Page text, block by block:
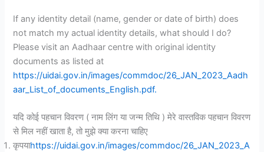
If any identity detail (name, gender or date of birth) does
not match my actual identity details, what should I do?
Please visit an Aadhaar centre with original identity
documents as listed at
https://uidai.gov.in/images/commdoc/26_JAN_2023_Aadh
aar_List_of_documents_English.pdf.
यदि कोई पहचान विवरण ( नाम लिंग या जन्म तिथि ) मेरे वास्तविक पहचान विवरण
से मिल नहीं खाता है, तो मुझे क्या करना चाहिए
कृपयाhttps://uidai.gov.in/images/commdoc/26_JAN_2023_A